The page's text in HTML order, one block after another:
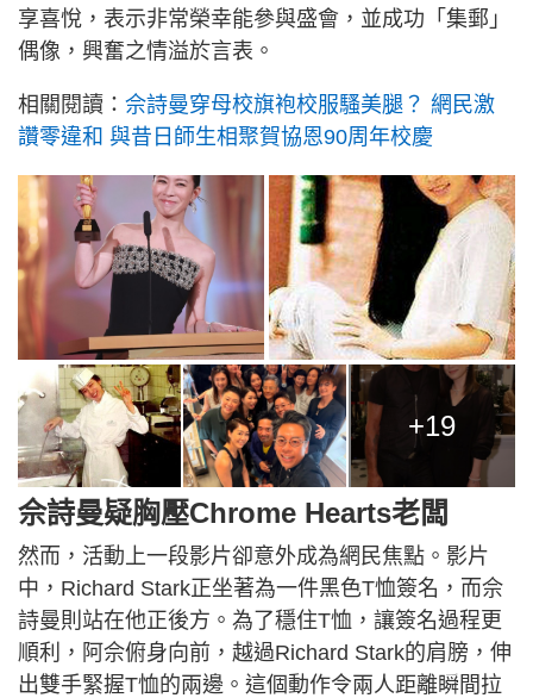
享喜悅，表示非常榮幸能參與盛會，並成功「集郵」
偶像，興奮之情溢於言表。
相關閱讀： 佘詩曼穿母校旗袍校服騷美腿？ 網民激
讚零違和 與昔日師生相聚賀協恩90周年校慶
+19
佘詩曼疑胸壓Chrome Hearts老闆
然而，活動上一段影片卻意外成為網民焦點。影片
中，Richard Stark正坐著為一件黑色T恤簽名，而佘
詩曼則站在他正後方。為了穩住T恤，讓簽名過程更
順利，阿佘俯身向前，越過Richard Stark的肩膀，伸
出雙手緊握T恤的兩邊。這個動作令兩人距離瞬間拉